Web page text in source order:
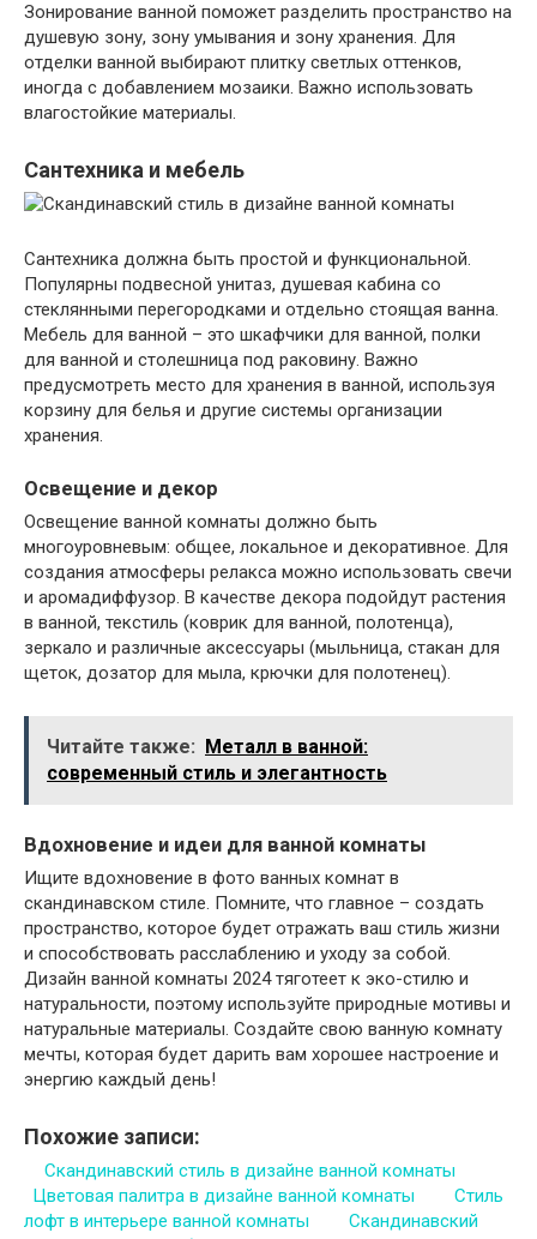
Зонирование ванной поможет разделить пространство на
душевую зону, зону умывания и зону хранения. Для
отделки ванной выбирают плитку светлых оттенков,
иногда с добавлением мозаики. Важно использовать
влагостойкие материалы.
Сантехника и мебель
Сантехника должна быть простой и функциональной.
Популярны подвесной унитаз, душевая кабина со
стеклянными перегородками и отдельно стоящая ванна.
Мебель для ванной – это шкафчики для ванной, полки
для ванной и столешница под раковину. Важно
предусмотреть место для хранения в ванной, используя
корзину для белья и другие системы организации
хранения.
Освещение и декор
Освещение ванной комнаты должно быть
многоуровневым: общее, локальное и декоративное. Для
создания атмосферы релакса можно использовать свечи
и аромадиффузор. В качестве декора подойдут растения
в ванной, текстиль (коврик для ванной, полотенца),
зеркало и различные аксессуары (мыльница, стакан для
щеток, дозатор для мыла, крючки для полотенец).
Читайте также:
Металл в ванной:
современный стиль и элегантность
Вдохновение и идеи для ванной комнаты
Ищите вдохновение в фото ванных комнат в
скандинавском стиле. Помните, что главное – создать
пространство, которое будет отражать ваш стиль жизни
и способствовать расслаблению и уходу за собой.
Дизайн ванной комнаты 2024 тяготеет к эко-стилю и
натуральности, поэтому используйте природные мотивы и
натуральные материалы. Создайте свою ванную комнату
мечты, которая будет дарить вам хорошее настроение и
энергию каждый день!
Похожие записи:
Скандинавский стиль в дизайне ванной комнаты
Цветовая палитра в дизайне ванной комнаты
Стиль
лофт в интерьере ванной комнаты
Скандинавский